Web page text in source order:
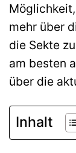
mehr über
die Sekte
am besten
über die
Inhalt